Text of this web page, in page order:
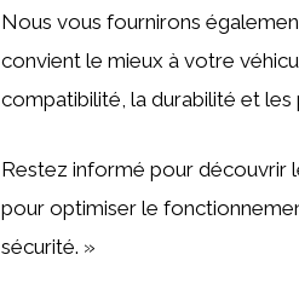
Nous vous fournirons
convient le mieux à votre
compatibilité, la durabilité et les
Restez informé pour découvrir
pour optimiser le
sécurité. »